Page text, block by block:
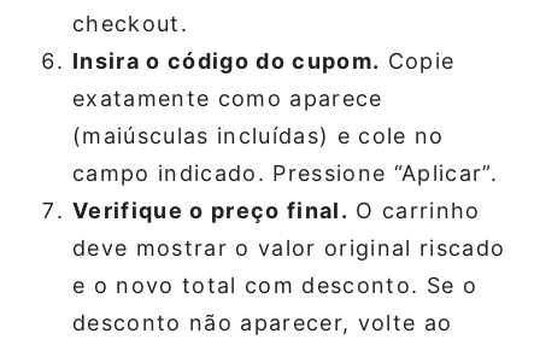
checkout.
Insira o código do cupom. Copie
exatamente como aparece
(maiúsculas incluídas) e cole no
campo indicado. Pressione “Aplicar”.
Verifique o preço final. O carrinho
deve mostrar o valor original riscado
e o novo total com desconto. Se o
desconto não aparecer, volte ao